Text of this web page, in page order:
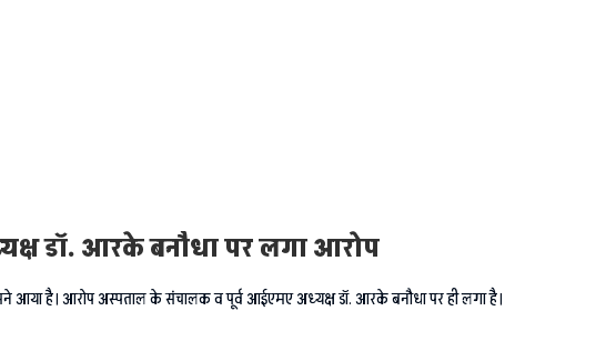
डॉ. आरके बनौधा पर लगा आरोप
आया है। आरोप अस्पताल के संचालक व पूर्व आईएमए अध्यक्ष डॉ. आरके बनौधा पर ही लगा है।